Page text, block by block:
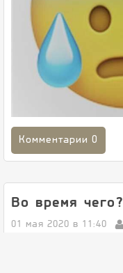
Комментарии 0
Во время чего?
01 мая 2020 в 11:40